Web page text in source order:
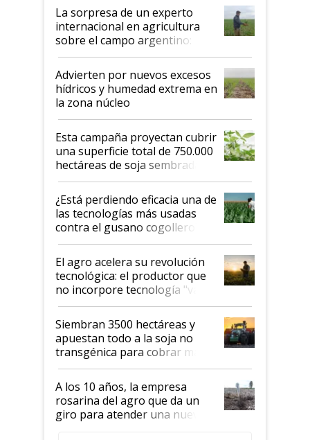
La sorpresa de un experto
internacional en agricultura
sobre el campo argentino:
"Estoy muy impresionado"
Advierten por nuevos excesos
hídricos y humedad extrema en
la zona núcleo
Esta campaña proyectan cubrir
una superficie total de 750.000
hectáreas de soja sembradas
con una nueva generación de
variedades que marcan un
salto tecnológico en genética y
rendimiento
¿Está perdiendo eficacia una de
las tecnologías más usadas
contra el gusano cogollero? El
desafío de una tecnología clave
El agro acelera su revolución
tecnológica: el productor que
no incorpore tecnología "va a
perder el tren"
Siembran 3500 hectáreas y
apuestan todo a la soja no
transgénica para cobrar más
por tonelada: compraron un
semillero
A los 10 años, la empresa
rosarina del agro que da un
giro para atender una nueva